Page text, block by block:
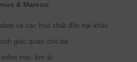
& Marcus:
và các hoá chất độc hại khác
giác quan cho bé
mại, êm ái